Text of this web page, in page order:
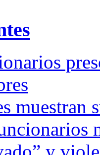
muestran